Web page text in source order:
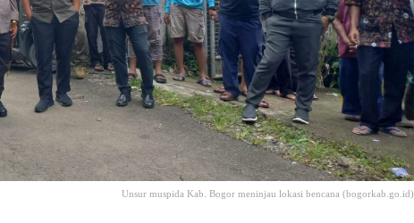
Unsur muspida Kab. Bogor meninjau lokasi bencana (bogorkab.go.id)